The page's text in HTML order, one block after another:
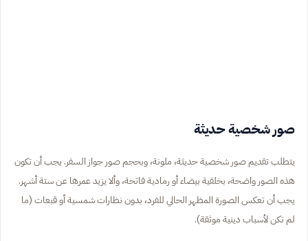
صور شخصية حديثة
يتطلب تقديم صور شخصية حديثة، ملونة، وبحجم صور جواز السفر. يجب أن تكون
هذه الصور واضحة، بخلفية بيضاء أو رمادية فاتحة، وألا يزيد عمرها عن ستة أشهر.
يجب أن تعكس الصورة المظهر الحالي للفرد، بدون نظارات شمسية أو قبعات (ما
لم تكن لأسباب دينية موثقة).